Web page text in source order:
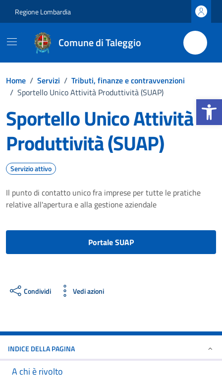
Apri la
Regione Lombardia
Comune di Taleggio
Home / Servizi / Tributi, finanze e contravvenzioni
/ Sportello Unico Attività Produttività (SUAP)
Sportello Unico Attività
Produttività (SUAP)
Servizio attivo
Il punto di contatto unico fra imprese per tutte le pratiche
relative all'apertura e alla gestione aziendale
Portale SUAP
Condividi Vedi azioni
INDICE DELLA PAGINA
A chi è rivolto